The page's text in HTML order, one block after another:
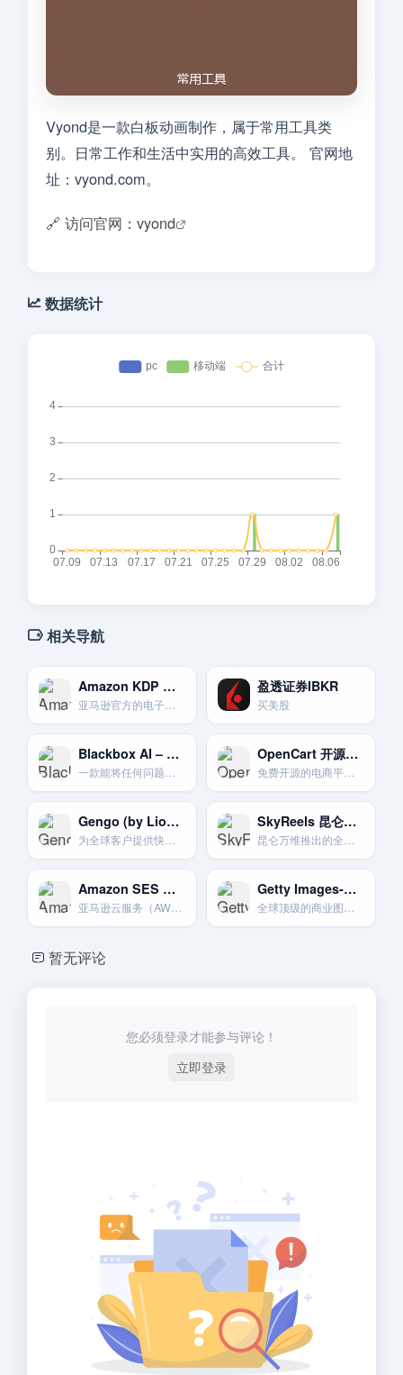
Vyond是一款白板动画制作，属于常用工具类
别。日常工作和生活中实用的高效工具。 官网地
址：vyond.com。
🔗 访问官网：vyond
数据统计
相关导航
Amazon KDP 亚马逊自助出版
亚马逊官方的电子书和实体书自助出版平台.让任何人都能成为作家。
盈透证券IBKR
买美股
Blackbox AI – 快速代码搜索与生成
一款能将任何问题或视频中的代码转化为可用代码片段的AI工具。
OpenCart 开源电商解决方案
免费开源的电商平台.轻量级.易于管理。
Gengo (by Lionbridge) 专业人工翻译平台
为全球客户提供快速.可靠的人工翻译服务.按翻译字数计酬。
SkyReels 昆仑万维AI短剧
昆仑万维推出的全球首个AI短剧创作平台，将文本自动转换为视频内容。
Amazon SES 亚马逊云发送
亚马逊云服务（AWS）提供的基础邮件发送服务，成本极低，可扩展性强。
Getty Images-高端商业图库
全球顶级的商业图片和媒体授权公司。为专业摄影师和摄像师提供高端销售渠道。
暂无评论
您必须登录才能参与评论！
立即登录